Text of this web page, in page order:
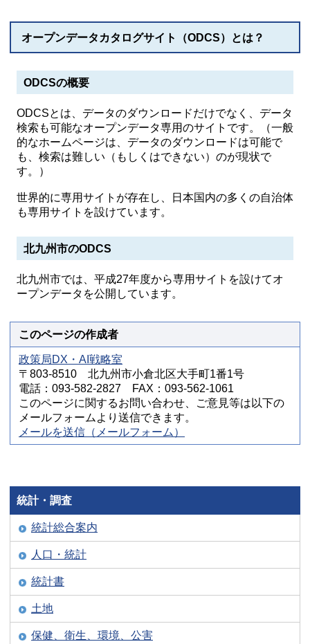
オープンデータカタログサイト（ODCS）とは？
ODCSの概要
ODCSとは、データのダウンロードだけでなく、データ
検索も可能なオープンデータ専用のサイトです。（一般
的なホームページは、データのダウンロードは可能で
も、検索は難しい（もしくはできない）のが現状で
す。）
世界的に専用サイトが存在し、日本国内の多くの自治体
も専用サイトを設けています。
北九州市のODCS
北九州市では、平成27年度から専用サイトを設けてオ
ープンデータを公開しています。
このページの作成者
政策局DX・AI戦略室
〒803-8510 北九州市小倉北区大手町1番1号
電話：093-582-2827 FAX：093-562-1061
このページに関するお問い合わせ、ご意見等は以下の
メールフォームより送信できます。
メールを送信（メールフォーム）
統計・調査
統計総合案内
人口・統計
統計書
土地
保健、衛生、環境、公害